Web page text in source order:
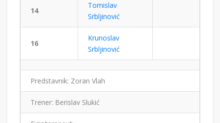
14
Tomislav
Srbljinović
16
Krunoslav
Srbljinović
Predstavnik: Zoran Vlah
Trener: Berislav Slukić